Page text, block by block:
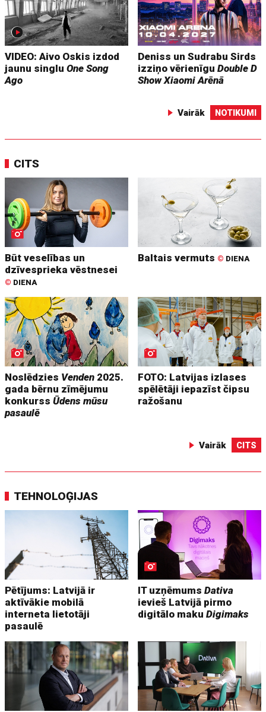
VIDEO: Aivo Oskis izdod
jaunu singluOne Song
Ago
Deniss un Sudrabu Sirds
izziņo vērienīguDouble D
Show Xiaomi Arēnā
Vairāk NOTIKUMI
CITS
Būt veselības un
dzīvesprieka vēstnesei
© DIENA
Baltais vermuts © DIENA
Noslēdzies Venden 2025.
gada bērnu zīmējumu
konkurssŪdens mūsu
pasaulē
FOTO: Latvijas izlases
spēlētāji iepazīst čipsu
ražošanu
Vairāk CITS
TEHNOLOĢIJAS
Pētījums: Latvijā ir
aktīvākie mobilā
interneta lietotāji
pasaulē
IT uzņēmumsDativa
ievieš Latvijā pirmo
digitālo makuDigimaks